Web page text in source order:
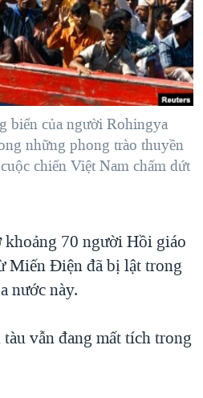
TẠI DẢI GAZA
ĐƯỜNG
HẠ 'BÊN THẮNG CUỘC'
NAY
Ở VIỆT NAM
TẠI VIỆT NAM
PHỦ VIỆT NAM
VỌNG TỪ NÔNG THÔN MỸ
biển của người Rohingya
những phong trào thuyền
chiến Việt Nam chấm dứt
70 người Hồi giáo
Miến Ðiện đã bị lật trong
nước này.
vẫn đang mất tích trong